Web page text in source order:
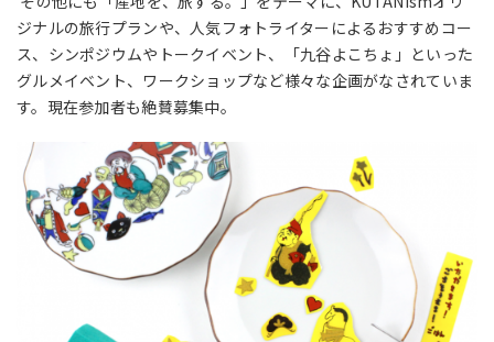
ジナルの旅行プランや、人気フォトライターによるおすすめコー
ス、シンポジウムやトークイベント、「九谷よこちょ」といった
グルメイベント、ワークショップなど様々な企画がなされていま
す。 現在参加者も絶賛募集中。